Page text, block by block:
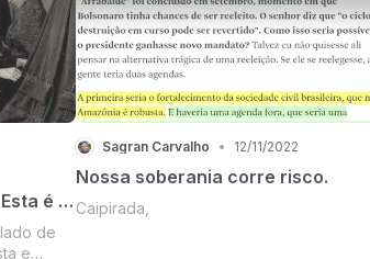
é a
de
e
Sagran Carvalho • 12/11/2022
Nossa soberania corre risco.
Caipirada,